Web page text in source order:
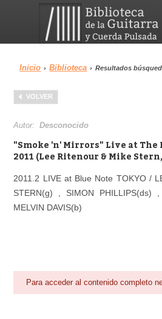
Menu
Biblioteca
Inicio › Biblioteca › Resultados
VOLVER
Autor:Desconocido
"Smoke 'n' Mirrors" Live at The
2011 (Lee Ritenour & Mike
2011.2 LIVE at Blue Note TOKYO /
STERN(g) , SIMON PHILLIPS(ds)
MELVIN DAVIS(b)
Para acceder al contenido completo